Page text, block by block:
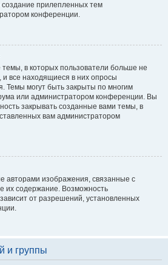
прилепленных тем
конференции.
в которых пользователи больше не
и все находящиеся в них опросы
Темы могут быть закрыты по многим
или администратором конференции. Вы
закрывать созданные вами темы, в
вам администратором
авторами изображения, связанные с
содержание. Возможность
от разрешений, установленных
и группы